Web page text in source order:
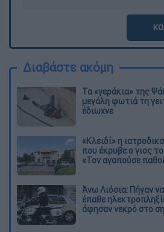
Διαβάστε ακόμη
Τα «γεράκια» της
μεγάλη φωτιά τη
έδιωχνε
«Κλειδί» η
που έκρυβε ο γιος
«Τον αγαπούσε
Άνω Λιόσια: Πήγαν
έπαθε
άφησαν νεκρό στο